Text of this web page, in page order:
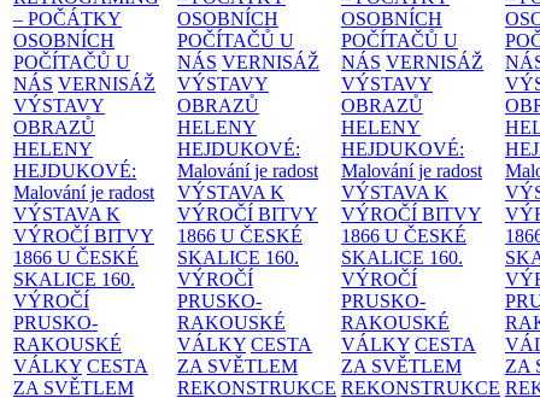
– POČÁTKY
OSOBNÍCH
POČÍTAČŮ U
NÁS VERNISÁŽ
VÝSTAVY
OBRAZŮ
HELENY
HEJDUKOVÉ:
Malování je radost
VÝSTAVA K
VÝROČÍ BITVY
1866 U ČESKÉ
SKALICE 160.
VÝROČÍ
PRUSKO-
RAKOUSKÉ
VÁLKY CESTA
ZA SVĚTLEM
OSOBNÍCH
POČÍTAČŮ U
NÁS VERNISÁŽ
VÝSTAVY
OBRAZŮ
HELENY
HEJDUKOVÉ:
Malování je radost
VÝSTAVA K
VÝROČÍ BITVY
1866 U ČESKÉ
SKALICE 160.
VÝROČÍ
PRUSKO-
RAKOUSKÉ
VÁLKY CESTA
ZA SVĚTLEM
REKONSTRUKCE
OSOBNÍCH
POČÍTAČŮ U
NÁS VERNISÁŽ
VÝSTAVY
OBRAZŮ
HELENY
HEJDUKOVÉ:
Malování je radost
VÝSTAVA K
VÝROČÍ BITVY
1866 U ČESKÉ
SKALICE 160.
VÝROČÍ
PRUSKO-
RAKOUSKÉ
VÁLKY CESTA
ZA SVĚTLEM
REKONSTRUKCE
ZA